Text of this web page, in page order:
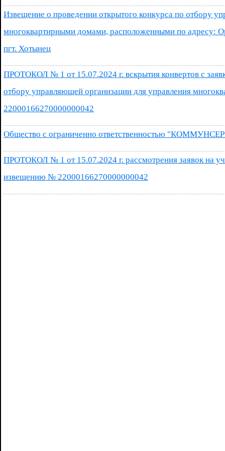
Извещение о проведении открытого конкурса по отбору
многоквартирными домами, расположенными по адресу:
пгт. Хотынец
ПРОТОКОЛ № 1 от 15.07.2024 г. вскрытия конвертов с
отбору управляющей организации для управления
22000166270000000042
Общество с ограниченно ответственностью
ПРОТОКОЛ № 1 от 15.07.2024 г. рассмотрения заявок на
извещению № 22000166270000000042